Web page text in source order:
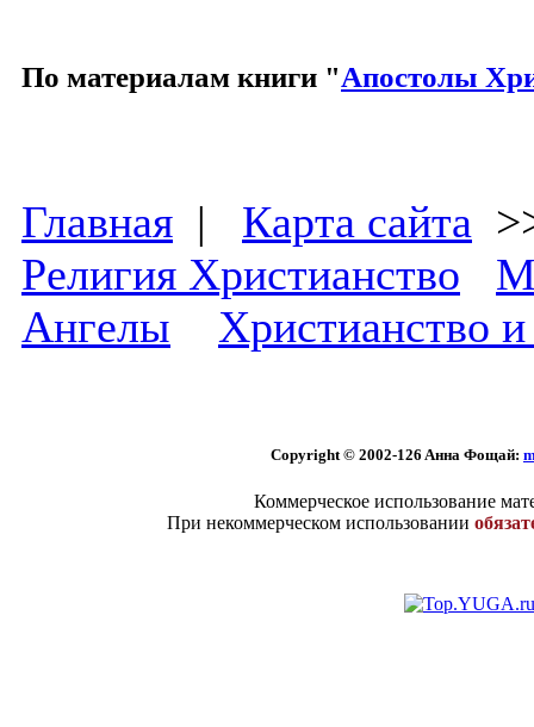
По материалам книги "Апостолы
Главная | Карта сайта
Религия Христианство
Ангелы
Христианство и
Copyright © 2002-126 Aннa Фoщaй:
Коммерческое использование
При некоммерческом использовании